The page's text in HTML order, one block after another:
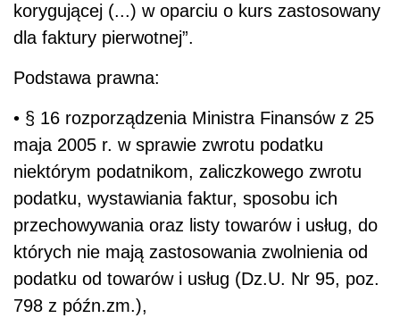
korygującej (...) w oparciu o kurs zastosowany
dla faktury pierwotnej”.
Podstawa prawna:
• § 16 rozporządzenia Ministra Finansów z 25
maja 2005 r. w sprawie zwrotu podatku
niektórym podatnikom, zaliczkowego zwrotu
podatku, wystawiania faktur, sposobu ich
przechowywania oraz listy towarów i usług, do
których nie mają zastosowania zwolnienia od
podatku od towarów i usług (Dz.U. Nr 95, poz.
798 z późn.zm.),